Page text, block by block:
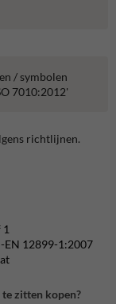
/ symbolen
7010:2012'
richtlijnen.
EN 12899-1:2007
zitten kopen?